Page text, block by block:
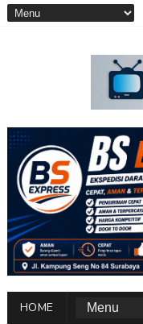
HOME